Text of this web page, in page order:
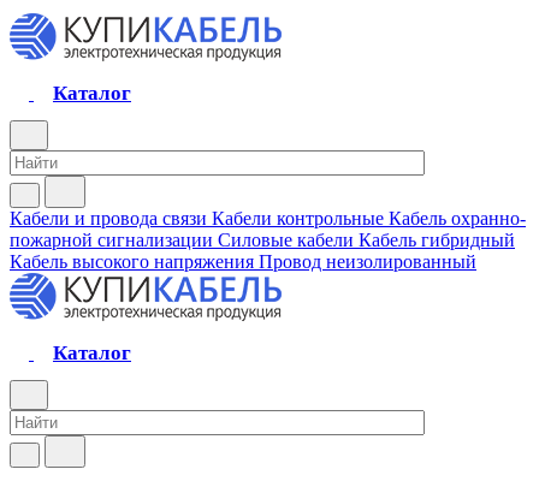
Каталог
Кабели и провода связи Кабели контрольные Кабель охранно-
пожарной сигнализации Силовые кабели Кабель гибридный
Кабель высокого напряжения Провод неизолированный
Каталог